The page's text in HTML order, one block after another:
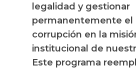
legalidad y gestionar
permanentemente el
corrupción en la
institucional de
Este programa